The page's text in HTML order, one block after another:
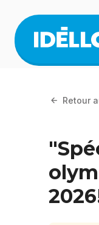
contenu
principal
Retour